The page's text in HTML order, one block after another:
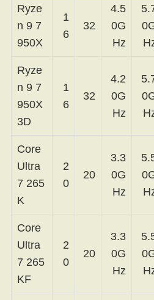
Ryze
n 9 7
950X
1
6
32
4.5
0G
Hz
Ryze
n 9 7
950X
3D
1
6
32
4.2
0G
Hz
Core
Ultra
7 265
K
2
0
20
3.3
0G
Hz
Core
Ultra
7 265
KF
2
0
20
3.3
0G
Hz